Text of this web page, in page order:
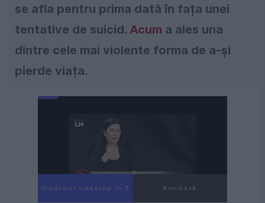
se afla pentru prima dată în fața unei
tentative de suicid. Acum a ales una
dintre cele mai violente forma de a-și
pierde viața.
Următorul videoclip în 4 Anulează